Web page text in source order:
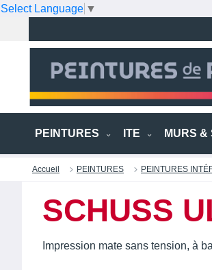
Select Language ▼
PEINTURES ITE MURS &
Accueil PEINTURES PEINTURES
SCHUSS
Impression mate sans tension, à